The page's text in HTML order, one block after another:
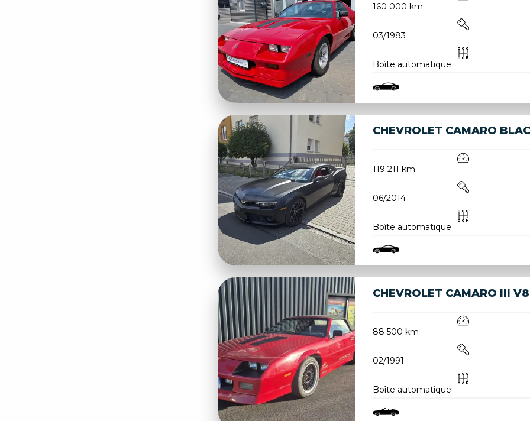
160 000 km
03/1983
Boîte automatique
CHEVROLET CAMARO
119 211 km
06/2014
Boîte automatique
CHEVROLET CAMARO III
88 500 km
02/1991
Boîte automatique